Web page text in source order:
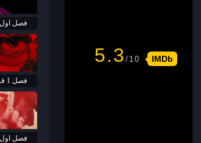
5.3 IMDb
فصل اول قسمت 4
فصل